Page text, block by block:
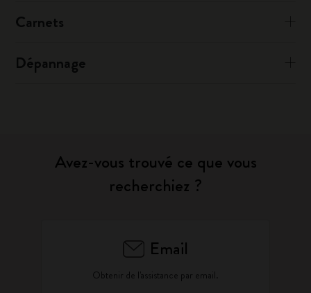
Carnets
Dépannage
Avez-vous trouvé ce que vous
recherchiez ?
Email
Obtenir de l'assistance par email.